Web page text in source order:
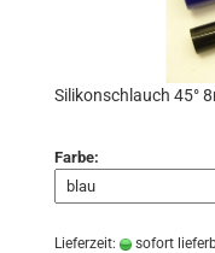
Silikonschlauch 45°
Farbe:
Lieferzeit: sofort